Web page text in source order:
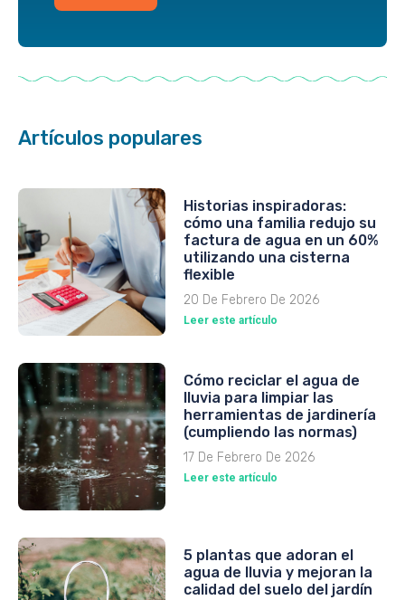
Artículos populares
Historias inspiradoras:
cómo una familia redujo su
factura de agua en un 60%
utilizando una cisterna
flexible
20 De Febrero De 2026
Leer este artículo
Cómo reciclar el agua de
lluvia para limpiar las
herramientas de jardinería
(cumpliendo las normas)
17 De Febrero De 2026
Leer este artículo
5 plantas que adoran el
agua de lluvia y mejoran la
calidad del suelo del jardín